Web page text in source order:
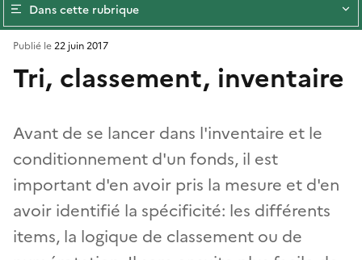
Dans cette rubrique
Tri, classement, inventaire
Avant de se lancer dans l'inventaire et le
conditionnement d'un fonds, il est
important d'en avoir pris la mesure et d'en
avoir identifié la spécificité: les différents
items, la logique de classement ou de
Publié le22 juin 2017